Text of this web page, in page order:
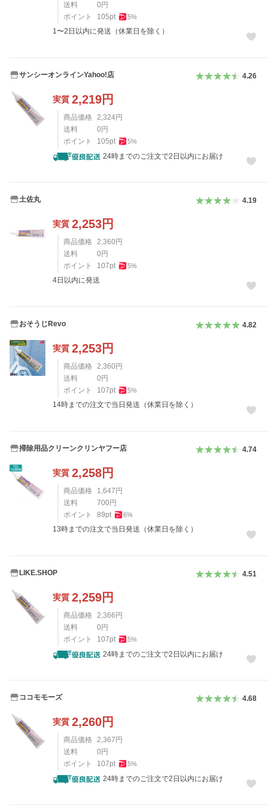
送料
0 円
ポイント
105pt 5%
1〜2日以内に発送（休業日を除く）
サンシーオンラインYahoo!店 4.26
実質 2,219円
商品価格 2,324円
送料
0 円
ポイント
105pt 5%
24時までのご注文で2日以内にお届け
土佐丸 4.19
実質 2,253円
商品価格 2,360 円
送料
0 円
ポイント
107pt 5%
4日以内に発送
おそうじRevo 4.82
実質 2,253円
商品価格 2,360 円
送料
0 円
ポイント
107pt 5%
14時までの注文で当日発送（休業日を除く）
掃除用品クリーンクリンヤフー店 4.74
実質 2,258円
商品価格 1,647 円
送料
700 円
ポイント
89pt 6%
13時までの注文で当日発送（休業日を除く）
LIKE.SHOP 4.51
実質 2,259円
商品価格 2,366 円
送料
0 円
ポイント
107pt 5%
24時までのご注文で2日以内にお届け
ココモモーズ 4.68
実質 2,260円
商品価格 2,367 円
送料
0 円
ポイント
107pt 5%
24時までのご注文で2日以内にお届け